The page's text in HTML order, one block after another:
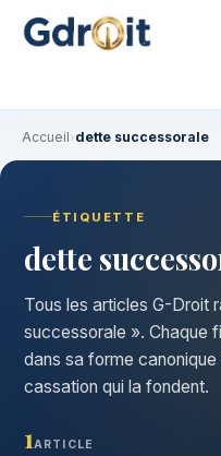
Accueil›dette successorale
ÉTIQUETTE
dette
Tous les articles G-Droit
successorale ». Chaque
dans sa forme
cassation qui la fondent.
1 ARTICLE